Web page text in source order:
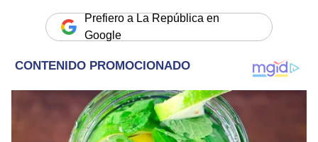
Prefiero a La República en
Google